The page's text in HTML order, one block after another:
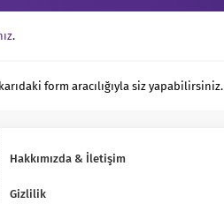
.
form aracılığıyla siz yapabilirsiniz.
Hakkımızda & İletişim
Gizlilik